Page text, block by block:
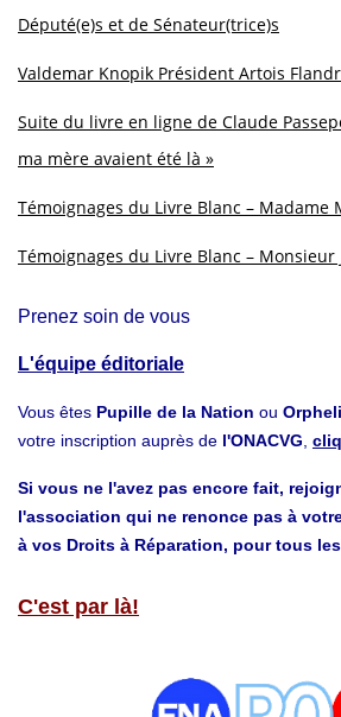
Député(e)s et de Sénateur(trice)s
Valdemar Knopik Président Artois
Suite du livre en ligne de Claude
ma mère avaient été là »
Témoignages du Livre Blanc – Madame
Témoignages du Livre Blanc – Monsieur
Prenez soin de vous
L'équipe éditoriale
Vous êtes Pupille de la Nation ou
votre inscription auprès de l'ONACVG
Si vous ne l'avez pas encore fait,
l'association qui ne renonce pas à
à vos Droits à Réparation, pour tous
C'est par là!